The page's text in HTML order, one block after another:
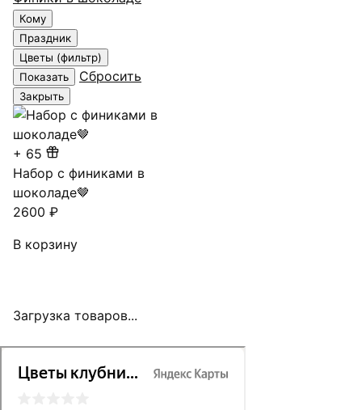
Кому
Праздник
Цветы (фильтр)
Показать
Сбросить
Закрыть
+ 65
Набор с финиками в
шоколаде🤎
2600 ₽
В корзину
Загрузка товаров...